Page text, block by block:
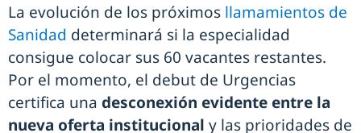
La evolución de los próximos llamamientos de
Sanidad determinará si la especialidad
consigue colocar sus 60 vacantes restantes.
Por el momento, el debut de Urgencias
certifica una desconexión evidente entre la
nueva oferta institucional y las prioridades de